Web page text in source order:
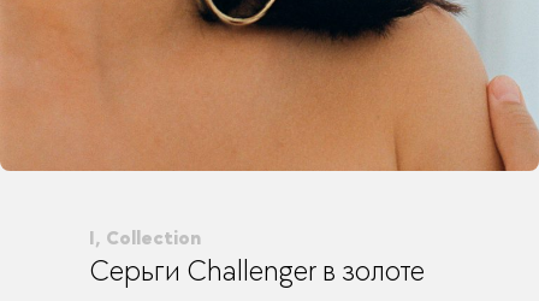
I, Collection
Серьги Challenger в золоте